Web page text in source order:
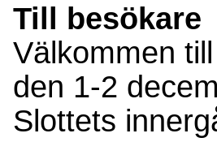
Till besökare
Välkommen
den 1-2
Slottets